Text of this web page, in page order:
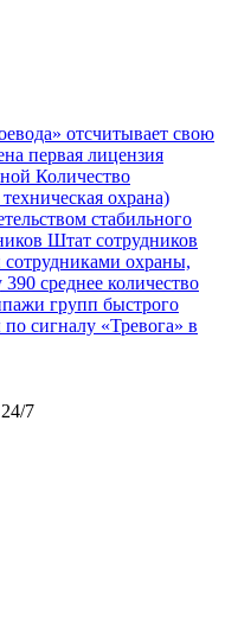
отсчитывает свою
первая лицензия
Количество
охрана)
стабильного
Штат сотрудников
охраны,
390 среднее количество
групп быстрого
сигналу «Тревога» в
7